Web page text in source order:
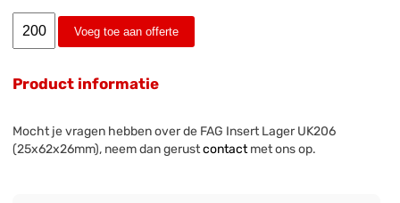
Voeg toe aan offerte
Product informatie
Mocht je vragen hebben over de FAG Insert Lager UK206
(25x62x26mm), neem dan gerustcontactmet ons op.